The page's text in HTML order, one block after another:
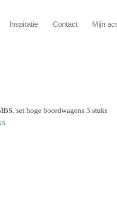
Inspiratie Contact Mijn
set hoge boordwagens 3 stuks